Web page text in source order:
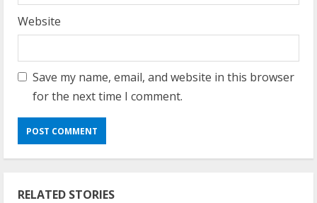
Website
Save my name, email, and website in this browser
for the next time I comment.
RELATED STORIES